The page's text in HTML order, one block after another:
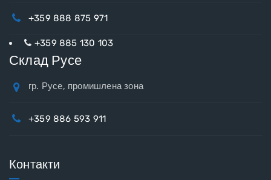
+359 888 875 971
+359 885 130 103
Склад Русе
гр. Русе, промишлена зона
+359 886 593 911
Контакти